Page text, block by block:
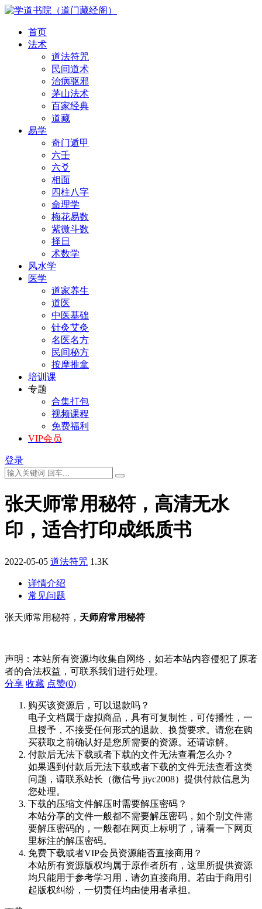
首页
法术
道法符咒
民间道术
治病驱邪
茅山法术
百家经典
道藏
易学
奇门遁甲
六壬
六爻
相面
四柱八字
命理学
梅花易数
紫微斗数
择日
术数学
风水学
医学
道家养生
道医
中医基础
针灸艾灸
名医名方
民间秘方
按摩推拿
培训课
专题
合集打包
视频课程
免费福利
VIP会员
登录
张天师常用秘符，高清无水
印，适合打印成纸质书
2022-05-05 道法符咒 1.3K
详情介绍
常见问题
张天师常用秘符， 天师府常用秘符
声明：本站所有资源均收集自网络，如若本站内容侵犯了原著
者的合法权益，可联系我们进行处理。
分享 收藏 点赞(0)
购买该资源后，可以退款吗？
电子文档属于虚拟商品，具有可复制性，可传播性，一
旦授予，不接受任何形式的退款、换货要求。请您在购
买获取之前确认好是您所需要的资源。还请谅解。
付款后无法下载或者下载的文件无法查看怎么办？
如果遇到付款后无法下载或者下载的文件无法查看这类
问题，请联系站长（微信号 jiyc2008）提供付款信息为
您处理。
下载的压缩文件解压时需要解压密码？
本站分享的文件一般都不需要解压密码，如个别文件需
要解压密码的，一般都在网页上标明了，请看一下网页
里标注的解压密码。
免费下载或者VIP会员资源能否直接商用？
本站所有资源版权均属于原作者所有，这里所提供资源
均只能用于参考学习用，请勿直接商用。若由于商用引
起版权纠纷，一切责任均由使用者承担。